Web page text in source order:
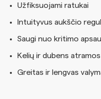
Užfiksuojami ratukai
Intuityvus aukščio
Saugi nuo kritimo
Kelių ir dubens atramos
Greitas ir lengvas